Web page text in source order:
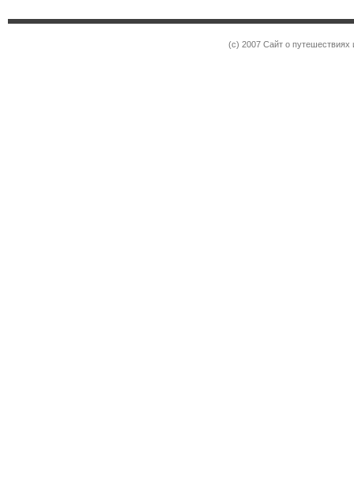
(c) 2007 Сайт о